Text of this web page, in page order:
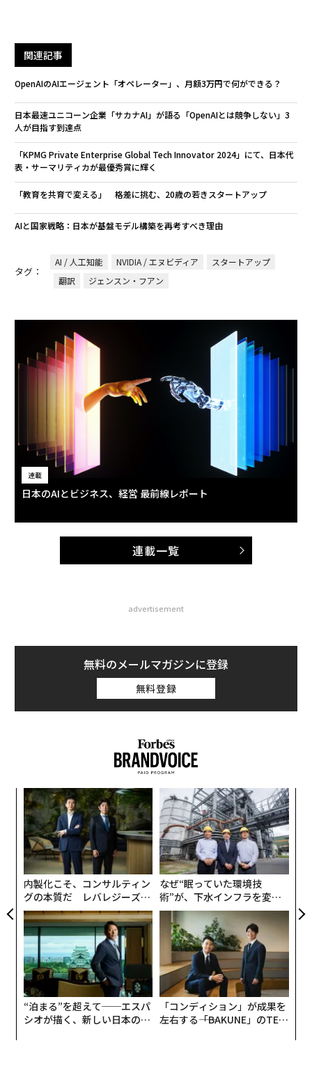
関連記事
OpenAIのAIエージェント「オペレーター」、月額3万円で何ができる？
日本最速ユニコーン企業「サカナAI」が語る「OpenAIとは競争しない」3
人が目指す到達点
「KPMG Private Enterprise Global Tech Innovator 2024」にて、日本代
表・サーマリティカが最優秀賞に輝く
「教育を共育で変える」 格差に挑む、20歳の若きスタートアップ
AIと国家戦略：日本が基盤モデル構築を再考すべき理由
タグ：
AI / 人工知能 NVIDIA / エヌビディア
スタートアップ
翻訳
ジェンスン・フアン
連載
日本のAIとビジネス、経営 最前線レポート
連載一覧
advertisement
無料のメールマガジンに登録
無料登録
内製化こそ、コンサルティン
グの本質だ レバレジーズが
実践する、次世代ファームの
全貌
なぜ“眠っていた環境技
術”が、下水インフラを変え
たのか──産総研×月島JFE
アクアソリューションの10年
“泊まる”を超えて──エスパ
シオが描く、新しい日本のラ
「コンディション」が成果を
左右する――「BAKUNE」のTEN